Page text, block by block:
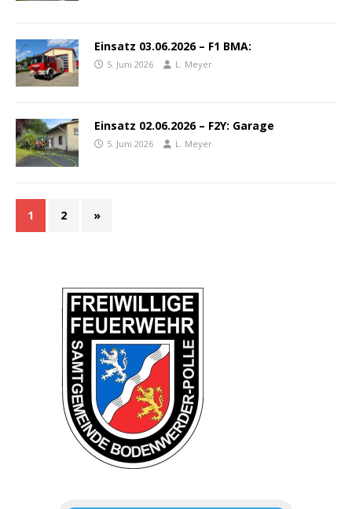
Einsatz 03.06.2026 – F1 BMA:
5. Juni 2026 L. Meyer
Einsatz 02.06.2026 – F2Y: Garage
5. Juni 2026 L. Meyer
1 2 »